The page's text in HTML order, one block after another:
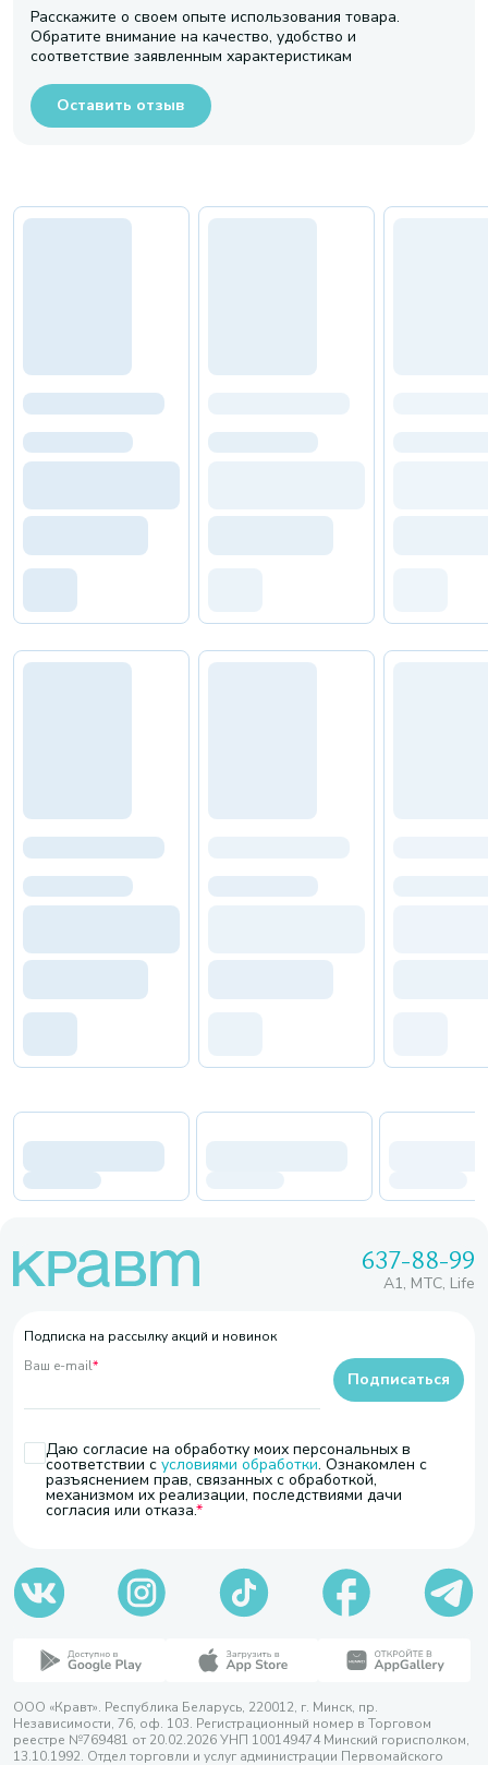
Расскажите о своем опыте использования товара.
Обратите внимание на качество, удобство и
соответствие заявленным характеристикам
Оставить отзыв
637-88-99
A1, МТС, Life
Подписка на рассылку акций и новинок
Ваш e-mail*
Даю согласие на обработку моих персональных в
соответствии с условиями обработки. Ознакомлен с
разъяснением прав, связанных с обработкой,
механизмом их реализации, последствиями дачи
согласия или отказа.
Подписаться
ООО «Кравт». Республика Беларусь, 220012, г. Минск, пр.
Независимости, 76, оф. 103. Регистрационный номер в Торговом
реестре №769481 от 20.02.2026 УНП 100149474 Минский горисполком,
13.10.1992. Отдел торговли и услуг администрации Первомайского